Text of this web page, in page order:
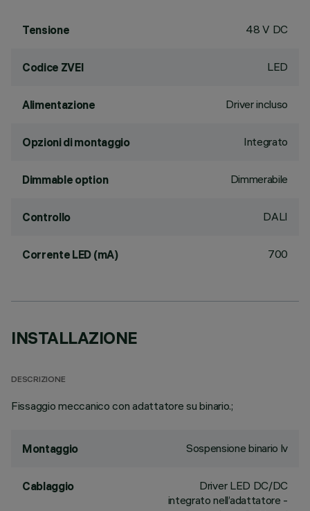
Tensione 48 V DC
Codice ZVEI LED
Alimentazione Driver incluso
Opzioni di montaggio Integrato
Dimmable option Dimmerabile
Controllo DALI
Corrente LED (mA) 700
INSTALLAZIONE
DESCRIZIONE
Fissaggio meccanico con adattatore su binario.;
Montaggio Sospensione binario lv
Cablaggio
Driver LED DC/DC
integrato nell’adattatore -